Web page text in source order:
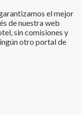
el mejor
de nuestra web
sin comisiones y
otro portal de